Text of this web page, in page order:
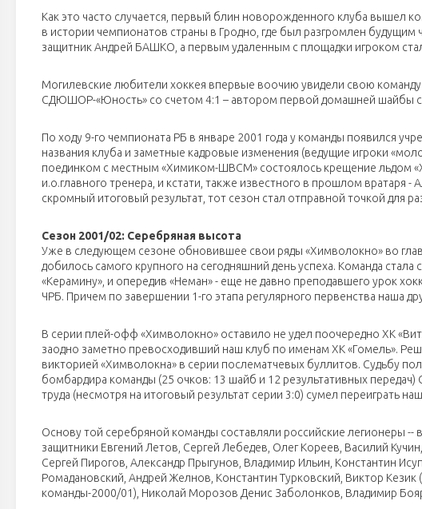
Как это часто случается, первый блин новорожденного клуба вышел
в истории чемпионатов страны в Гродно, где был разгромлен
защитник Андрей БАШКО, а первым удаленным с площадки игроком
Могилевские любители хоккея впервые воочию увидели свою
СДЮШОР-«Юность» со счетом 4:1 – автором первой домашней шайбы
По ходу 9-го чемпионата РБ в январе 2001 года у команды появился
названия клуба и заметные кадровые изменения (ведущие игроки
поединком с местным «Химиком-ШВСМ» состоялось крещение льдом
и.о.главного тренера, и кстати, также известного в прошлом вратаря
скромный итоговый результат, тот сезон стал отправной точкой для
Сезон 2001/02: Серебряная высота
Уже в следующем сезоне обновившее свои ряды «Химволокно» во
добилось самого крупного на сегодняшний день успеха. Команда
«Керамину», и опередив «Неман» - еще не давно преподавшего урок
ЧРБ. Причем по завершении 1-го этапа регулярного первенства наша
В серии плей-офф «Химволокно» оставило не удел поочередно ХК
заодно заметно превосходивший наш клуб по именам ХК «Гомель».
викторией «Химволокна» в серии послематчевых буллитов. Судьбу
бомбардира команды (25 очков: 13 шайб и 12 результативных
труда (несмотря на итоговый результат серии 3:0) сумел переиграть
Основу той серебряной команды составляли российские легионеры
защитники Евгений Летов, Сергей Лебедев, Олег Кореев, Василий
Сергей Пирогов, Александр Прыгунов, Владимир Ильин, Константин
Ромадановский, Андрей Желнов, Константин Турковский, Виктор
команды-2000/01), Николай Морозов Денис Заболонков, Владимир